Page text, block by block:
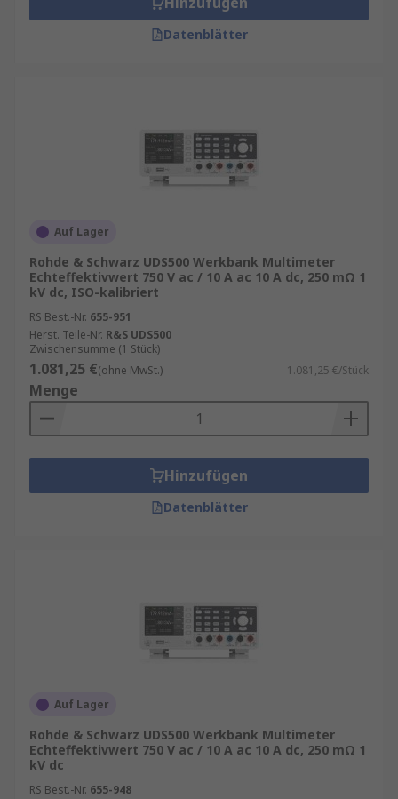
Datenblätter
Auf Lager
Rohde & Schwarz UDS500 Werkbank Multimeter
Echteffektivwert 750 V ac / 10 A ac 10 A dc, 250 mΩ 1
kV dc, ISO-kalibriert
RS Best.-Nr. 655-951
Herst. Teile-Nr. R&S UDS500
Zwischensumme (1 Stück)
1.081,25 €(ohne MwSt.) 1.081,25 €/Stück
Menge
Hinzufügen
Datenblätter
Auf Lager
Rohde & Schwarz UDS500 Werkbank Multimeter
Echteffektivwert 750 V ac / 10 A ac 10 A dc, 250 mΩ 1
kV dc
RS Best.-Nr. 655-948